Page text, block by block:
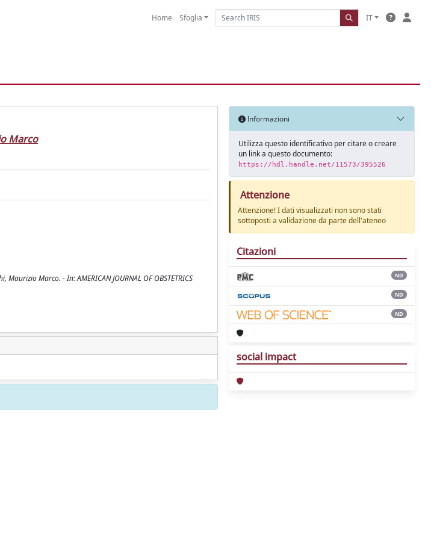
Home Sfoglia IT
Marco
Marco. - In: AMERICAN JOURNAL OF OBSTETRICS
Informazioni
Utilizza questo identificativo per citare o creare
un link a questo documento:
https://hdl.handle.net/11573/395526
Attenzione
Attenzione! I dati visualizzati non sono stati
sottoposti a validazione da parte dell'ateneo
Citazioni
ND
ND
ND
social impact